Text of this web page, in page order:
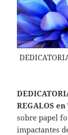
REGALOS en
sobre papel
impactantes